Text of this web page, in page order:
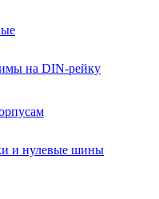
на DIN-рейку
и нулевые шины